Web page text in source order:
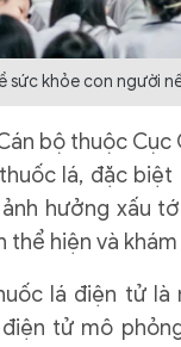
sức khỏe con người
bộ thuộc
lá, đặc
hưởng xấu
thể hiện và
lá điện tử
tử mô